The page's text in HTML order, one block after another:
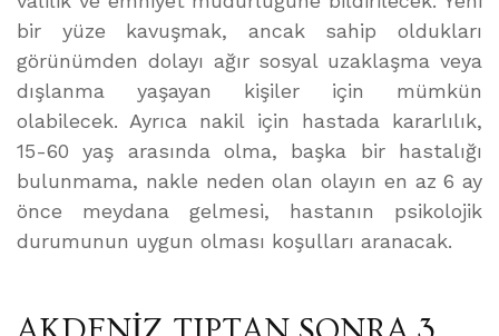
bir yüze kavuşmak, ancak sahip oldukları
görünümden dolayı ağır sosyal uzaklaşma veya
dışlanma yaşayan kişiler için mümkün
olabilecek. Ayrıca nakil için hastada kararlılık,
15-60 yaş arasında olma, başka bir hastalığı
bulunmama, nakle neden olan olayın en az 6 ay
önce meydana gelmesi, hastanın psikolojik
durumunun uygun olması koşulları aranacak.